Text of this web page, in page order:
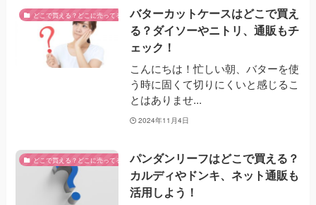
どこで買える？どこに売ってる？
バターカットケースはどこで買え
る？ダイソーやニトリ、通販もチ
ェック！
こんにちは！忙しい朝、バターを使
う時に固くて切りにくいと感じるこ
とはありませ...
2024年11月4日
どこで買える？どこに売ってる？
パンダンリーフはどこで買える？
カルディやドンキ、ネット通販も
活用しよう！